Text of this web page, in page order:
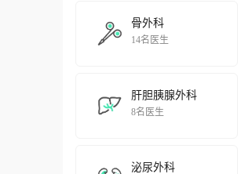
骨外科
14名医生
肝胆胰腺外科
8名医生
泌尿外科